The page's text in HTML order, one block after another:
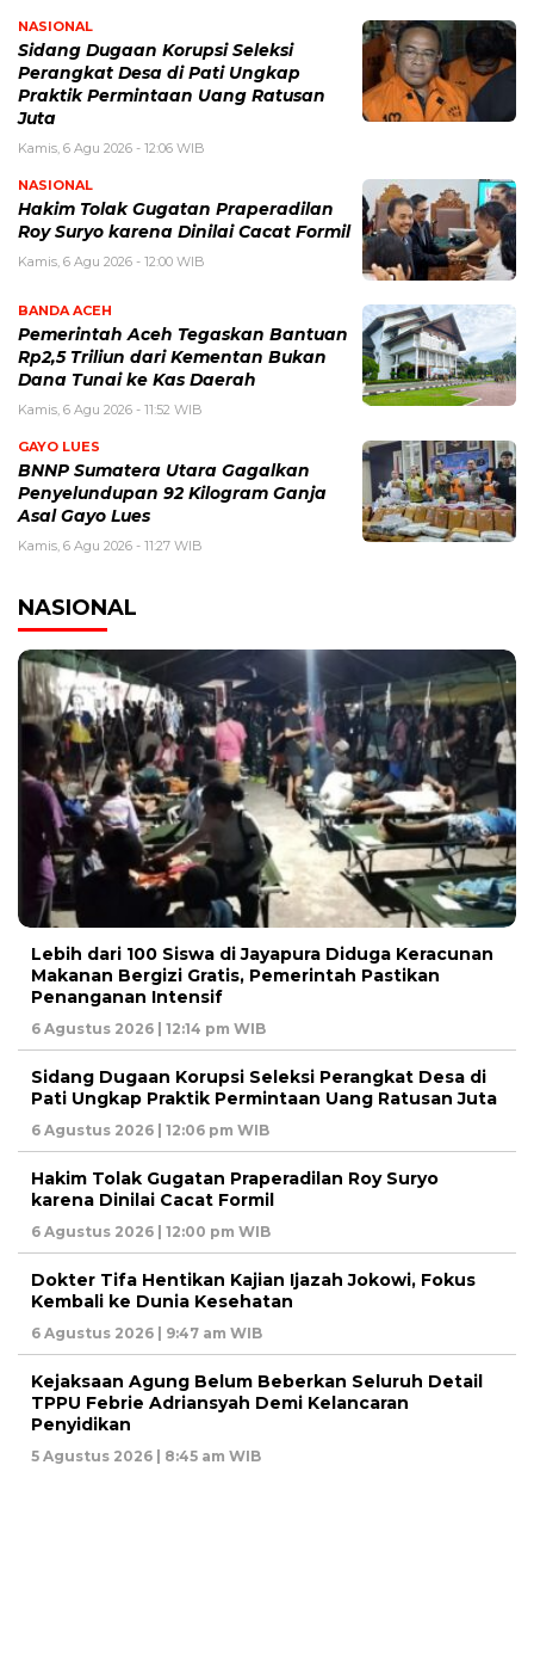
NASIONAL
Sidang Dugaan Korupsi Seleksi
Perangkat Desa di Pati Ungkap
Praktik Permintaan Uang Ratusan
Juta
Kamis, 6 Agu 2026 - 12:06 WIB
NASIONAL
Hakim Tolak Gugatan Praperadilan
Roy Suryo karena Dinilai Cacat Formil
Kamis, 6 Agu 2026 - 12:00 WIB
BANDA ACEH
Pemerintah Aceh Tegaskan Bantuan
Rp2,5 Triliun dari Kementan Bukan
Dana Tunai ke Kas Daerah
Kamis, 6 Agu 2026 - 11:52 WIB
GAYO LUES
BNNP Sumatera Utara Gagalkan
Penyelundupan 92 Kilogram Ganja
Asal Gayo Lues
Kamis, 6 Agu 2026 - 11:27 WIB
NASIONAL
Lebih dari 100 Siswa di Jayapura Diduga Keracunan
Makanan Bergizi Gratis, Pemerintah Pastikan
Penanganan Intensif
6 Agustus 2026 | 12:14 pm WIB
Sidang Dugaan Korupsi Seleksi Perangkat Desa di
Pati Ungkap Praktik Permintaan Uang Ratusan Juta
6 Agustus 2026 | 12:06 pm WIB
Hakim Tolak Gugatan Praperadilan Roy Suryo
karena Dinilai Cacat Formil
6 Agustus 2026 | 12:00 pm WIB
Dokter Tifa Hentikan Kajian Ijazah Jokowi, Fokus
Kembali ke Dunia Kesehatan
6 Agustus 2026 | 9:47 am WIB
Kejaksaan Agung Belum Beberkan Seluruh Detail
TPPU Febrie Adriansyah Demi Kelancaran
Penyidikan
5 Agustus 2026 | 8:45 am WIB